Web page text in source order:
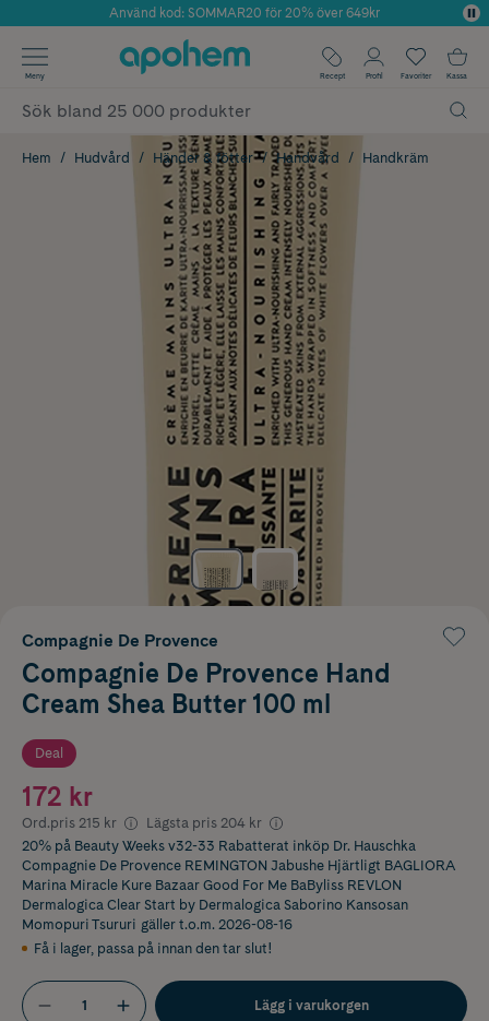
Årets Butik 2025 inom Skönhet
Använd kod: SOMMAR20 för 20% över 649kr
✓ Fri frakt
✓ Poäng på alla köp*
Meny Recept Profil Favoriter Kassa
Hem Hudvård Händer & fötter Handvård Handkräm
Compagnie De Provence
Compagnie De Provence Hand
Cream Shea Butter 100 ml
Deal
172 kr
Ord.pris 215 kr Lägsta pris 204 kr
20% på Beauty Weeks v32-33 Rabatterat inköp Dr. Hauschka
Compagnie De Provence REMINGTON Jabushe Hjärtligt BAGLIORA
Marina Miracle Kure Bazaar Good For Me BaByliss REVLON
Dermalogica Clear Start by Dermalogica Saborino Kansosan
Momopuri Tsururi gäller t.o.m. 2026-08-16
Få i lager, passa på innan den tar slut!
Lägg i varukorgen